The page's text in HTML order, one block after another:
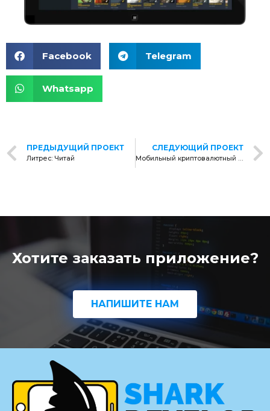
Facebook Telegram
Whatsapp
ПРЕДЫДУЩИЙ ПРОЕКТ
Литрес: Читай
СЛЕДУЮЩИЙ ПРОЕКТ
Мобильный криптовалютный кошелек
Хотите заказать приложение?
НАПИШИТЕ НАМ